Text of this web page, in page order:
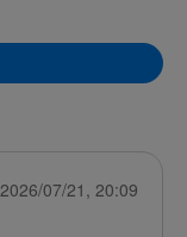
2026/07/21, 20:09